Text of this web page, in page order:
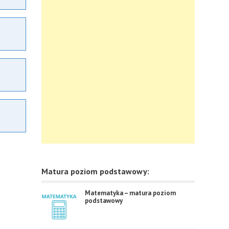
Matura poziom podstawowy:
Matematyka – matura poziom
podstawowy